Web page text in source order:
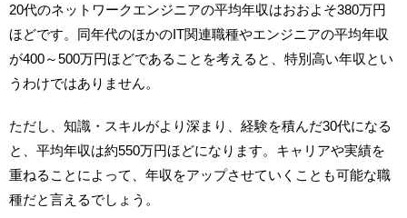
20代のネットワークエンジニアの平均年収はおおよそ380万円
ほどです。同年代のほかのIT関連職種やエンジニアの平均年収
が400～500万円ほどであることを考えると、特別高い年収とい
うわけではありません。
ただし、知識・スキルがより深まり、経験を積んだ30代になる
と、平均年収は約550万円ほどになります。キャリアや実績を
重ねることによって、年収をアップさせていくことも可能な職
種だと言えるでしょう。